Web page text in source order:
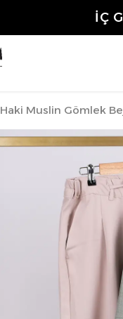
Haki Muslin Gömlek